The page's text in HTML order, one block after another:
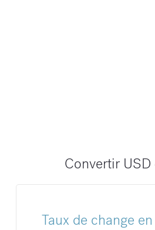
Convertir USD
Taux de change